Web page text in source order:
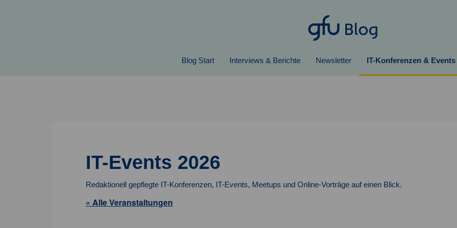
Blog Start Interviews & Berichte Newsletter IT-Konferenzen & Events
IT-Events 2026
Redaktionell gepflegte IT-Konferenzen, IT-Events, Meetups und Online-Vorträge auf einen Blick.
« Alle Veranstaltungen